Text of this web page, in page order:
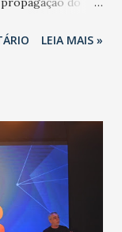
da
vivendo uma
anos, com
H1N1. Trata-se
um poder de
LEIA MAIS »